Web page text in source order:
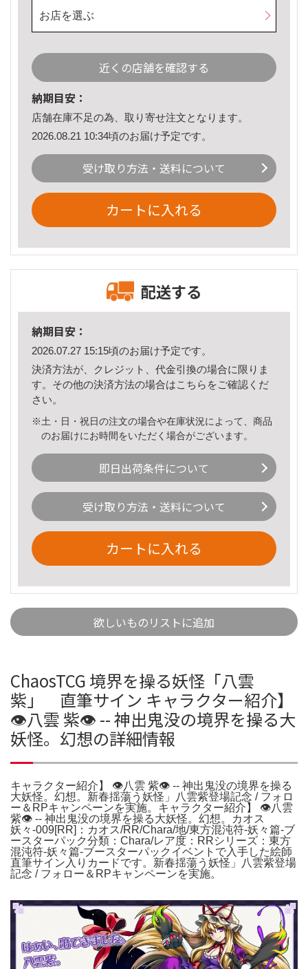
お店を選ぶ
近くの店舗を確認する
納期目安：
店舗在庫不足の為、取り寄せ注文となります。
2026.08.21 10:34頃のお届け予定です。
受け取り方法・送料について
カートに入れる
配送する
納期目安：
2026.07.27 15:15頃のお届け予定です。
決済方法が、クレジット、代金引換の場合に限りま
す。その他の決済方法の場合はこちら をご確認くだ
さい。
※土・日・祝日の注文の場合や在庫状況によって、商品
のお届けにお時間をいただく場合がございます。
即日出荷条件について
受け取り方法・送料について
カートに入れる
欲しいものリストに追加
ChaosTCG 境界を操る妖怪「八雲
紫」 直筆サイン キャラクター紹介】
👁八雲 紫👁 -- 神出鬼没の境界を操る大
妖怪。幻想の詳細情報
キャラクター紹介】 👁八雲 紫👁 -- 神出鬼没の境界を操る
大妖怪。幻想。新春揺蕩う妖怪」八雲紫登場記念 / フォロ
ー＆RPキャンペーンを実施。キャラクター紹介】 👁八雲
紫👁 -- 神出鬼没の境界を操る大妖怪。幻想。カオス
妖々-009[RR]：カオス/RR/Chara/地/東方混沌符-妖々篇-ブ
ースターパック分類：Chara/レア度：RRシリーズ：東方
混沌符-妖々篇-ブースターパックイベントで入手した絵師
直筆サイン入りカードです。新春揺蕩う妖怪」八雲紫登場
記念 / フォロー＆RPキャンペーンを実施。